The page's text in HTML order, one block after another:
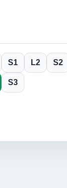
S1 L2 S2
S3